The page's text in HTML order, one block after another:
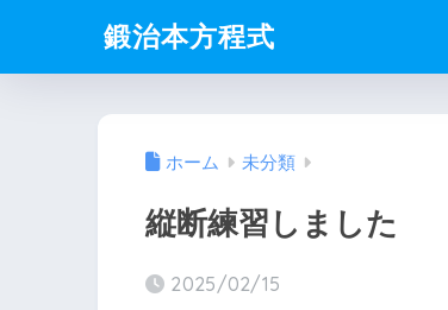
鍛治本方程式
ホーム 未分類
縦断練習しました
2025/02/15